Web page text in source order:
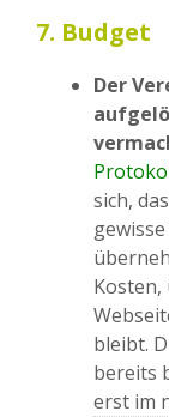
7. Budget
Der
sich,
Kosten,
bleibt.
bereits
erst im